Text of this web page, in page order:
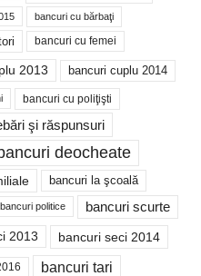
bancuri cu bărbaţi
bancuri cu femei
2013 bancuri cuplu 2014
bancuri cu poliţişti
şi răspunsuri
deocheate
bancuri la şcoală
bancuri politice bancuri scurte
2013 bancuri seci 2014
bancuri tari